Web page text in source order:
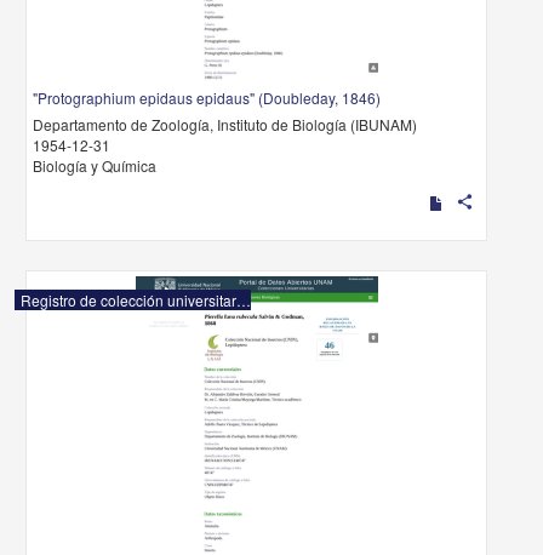
"Protographium epidaus epidaus" (Doubleday, 1846)
Departamento de Zoología, Instituto de Biología (IBUNAM)
1954-12-31
Biología y Química
share
Registro de colección universitaria